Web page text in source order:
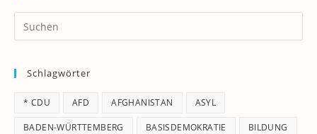
Schlagwörter
* CDU AFD AFGHANISTAN ASYL
BADEN-WÜRTTEMBERG BASISDEMOKRATIE BILDUNG